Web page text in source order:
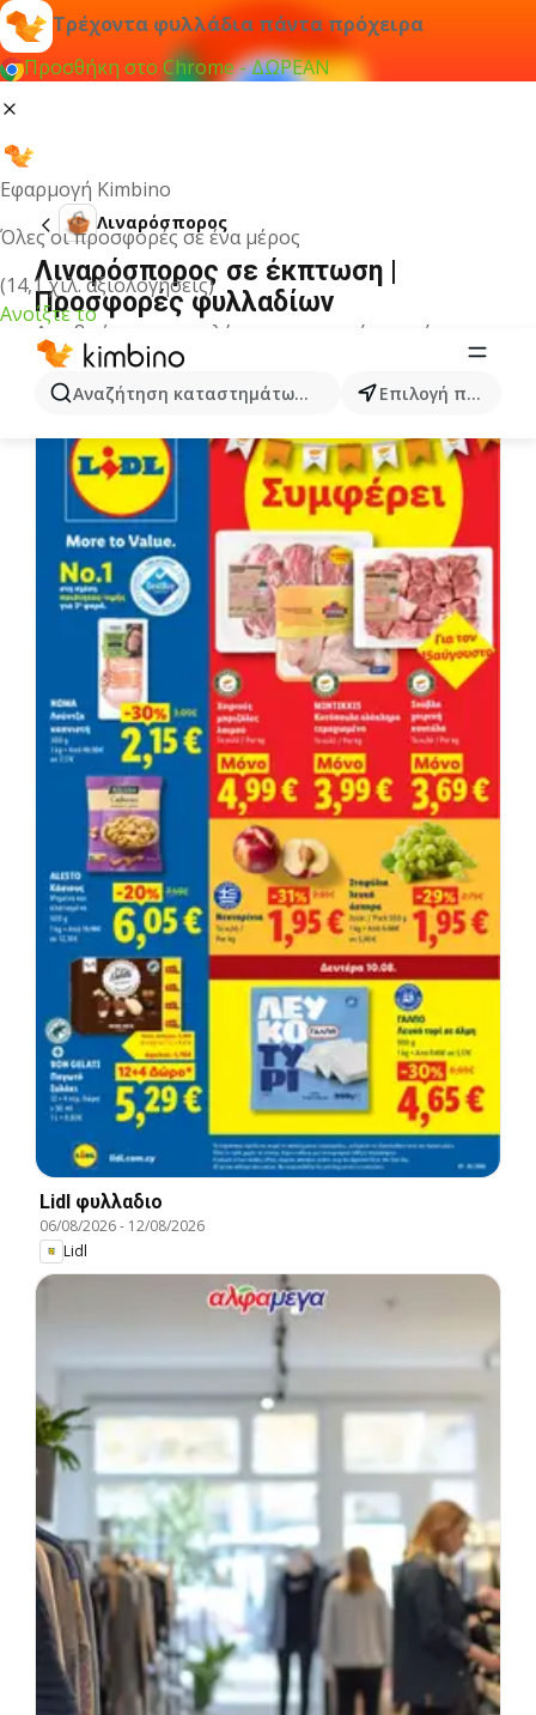
Τρέχοντα φυλλάδια πάντα πρόχειρα
Προσθήκη στο Chrome - ΔΩΡΕΑΝ
Εφαρμογή Kimbino
Όλες οι προσφορές σε ένα μέρος
(14,1 χιλ. αξιολογήσεις)
Ανοίξτε το
Αναζήτηση καταστημάτων, κατηγοριών, προϊόντων...
Επιλογή πόλης
Λιναρόσπορος
Λιναρόσπορος σε έκπτωση |
Προσφορές φυλλαδίων
Δεν βρήκαμε αποτελέσματα για αυτόν τον όρο.
Άλλα φυλλάδια από την κατηγορία
Lidl φυλλαδιο
06/08/2026- 12/08/2026
Lidl